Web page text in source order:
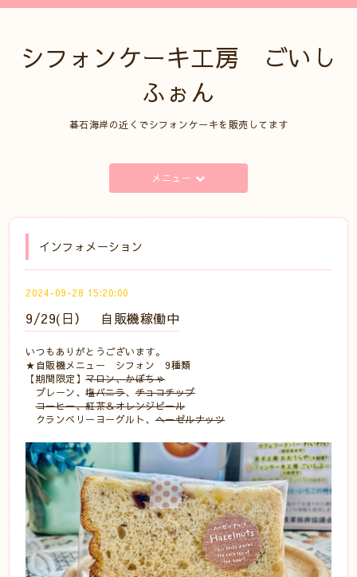
シフォンケーキ工房 ごいし
ふぉん
碁石海岸の近くでシフォンケーキを販売してます
メニュー
インフォメーション
2024-09-28 15:20:00
9/29(日） 自販機稼働中
いつもありがとうございます。
★自販機メニュー シフォン 9種類
【期間限定】マロン、かぼちゃ
プレーン、塩バニラ、チョコチップ
コーヒー、紅茶＆オレンジピール
クランベリーヨーグルト、ヘーゼルナッツ